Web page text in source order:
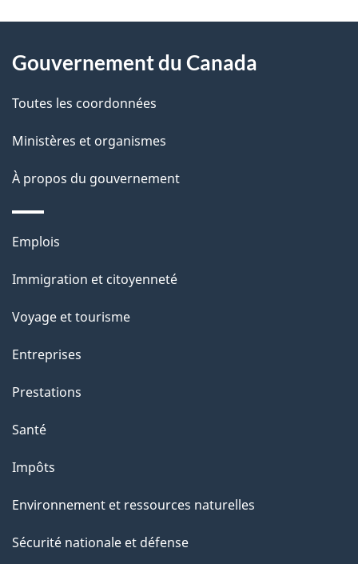
l
s
l
a
p
g
e
o
t
e
r
é
t
r
a
c
i
o
s
u
c
e
t
propos
de
ce
site
Gouvernement du Canada
Toutes les coordonnées
Ministères et organismes
À propos du gouvernement
Thèmes
sujets
Emplois
Immigration et citoyenneté
Voyage et tourisme
Entreprises
Prestations
Santé
Impôts
Environnement et ressources naturelles
Sécurité nationale et défense